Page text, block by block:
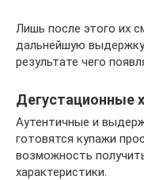
Лишь после этого их
дальнейшую
результате чего
Дегустационные
Аутентичные и
готовятся купажи
возможность
характеристики.